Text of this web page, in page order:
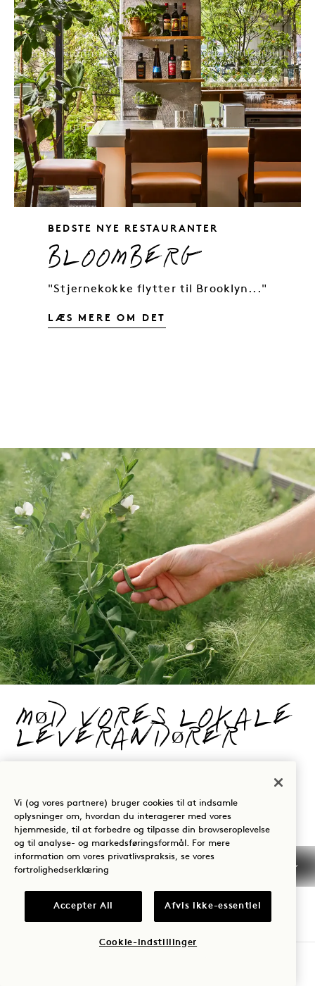
SLOGAN: DE 13
BEDSTE NYE RESTAURANTER
BLOOMBERG
"Stjernekokke flytter til Brooklyn..."
LÆS MERE OM DET
MØD VORES LOKALE
LEVERANDØRER
bæredygtighed. Vores leverandører forsyner
os med de friskeste, etisk fremskaffede
ingredienser for at sikre en bevidst
Vi (og vores partnere) bruger cookies til at indsamle
oplysninger om, hvordan du interagerer med vores
hjemmeside, til at forbedre og tilpasse din browseroplevelse
og til analyse- og markedsføringsformål. For mere
information om vores privatlivspraksis, se vores
fortrolighedserklæring
Accepter All Afvis ikke-essentiel
Cookie-indstillinger